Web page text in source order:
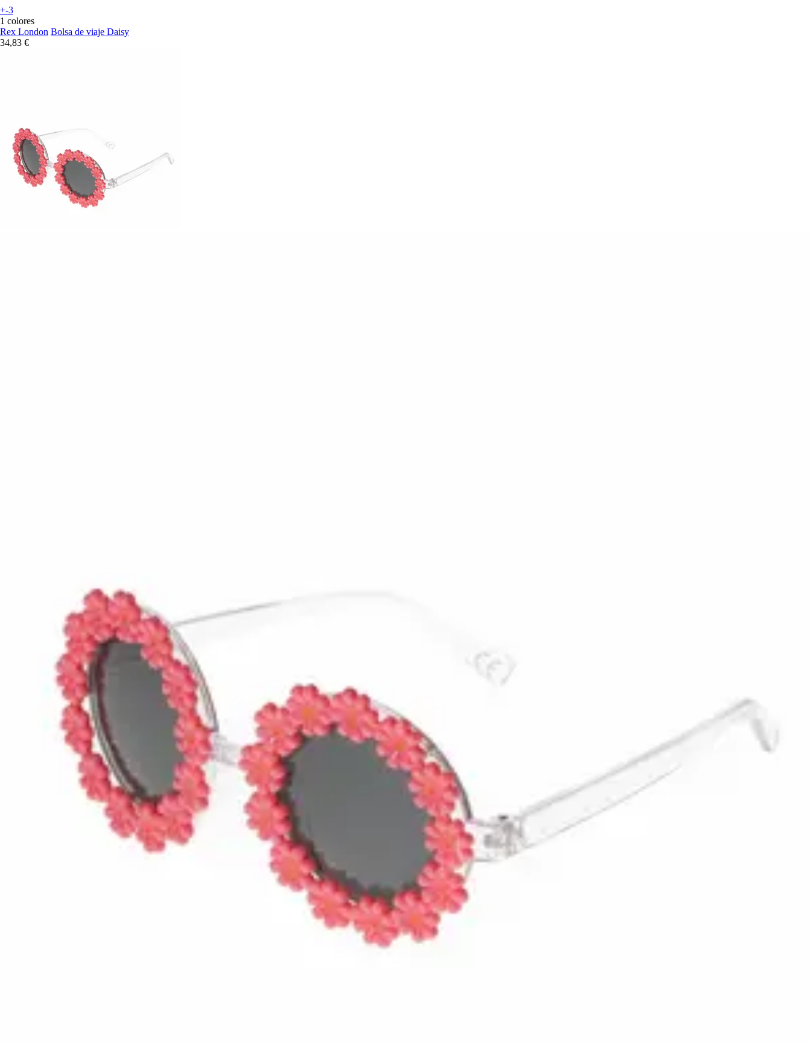
+-3
1 colores
Rex London Bolsa de viaje Daisy
34,83 €